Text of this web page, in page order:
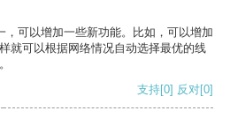
，可以增加一些新功能。比如，可以增加
就可以根据网络情况自动选择最优的线
支持[0] 反对[0]